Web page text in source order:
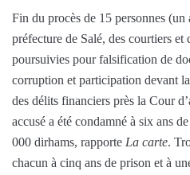
Fin du procès de 15 personnes
préfecture de Salé, des courtiers et
poursuivies pour falsification de
corruption et participation devant
des délits financiers près la Cour
accusé a été condamné à six ans
000 dirhams, rapporte La carte.
chacun à cinq ans de prison et à